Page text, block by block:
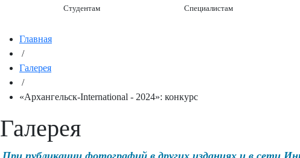
Студентам Специалистам
Главная
/
Галерея
/
«Архангельск-International - 2024»: конкурс
Галерея